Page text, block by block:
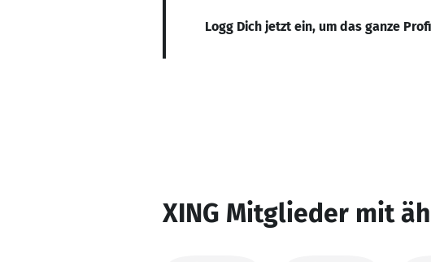
Logg Dich jetzt ein, um das ganze
XING Mitglieder mit